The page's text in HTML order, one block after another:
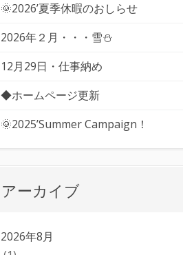
🌞2026’夏季休暇のおしらせ
2026年２月・・・雪⛄
12月29日・仕事納め
◆ホームページ更新
🌞2025’Summer Campaign！
アーカイブ
2026年8月